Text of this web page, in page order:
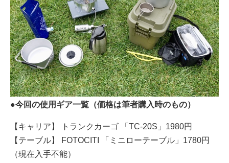
●今回の使用ギア一覧（価格は筆者購入時のもの）
【キャリア】 トランクカーゴ 「TC-20S」1980円
【テーブル】 FOTOCITI 「ミニローテーブル」1780円
（現在入手不能）